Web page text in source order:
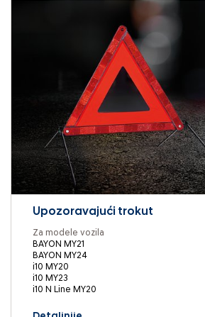
Upozoravajući trokut
Za modele vozila
BAYON MY21
BAYON MY24
i10 MY20
i10 MY23
i10 N Line MY20